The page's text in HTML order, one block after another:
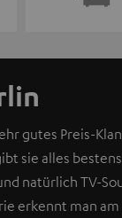
gutes Preis-
sie alles
natürlich TV-
erkennt man